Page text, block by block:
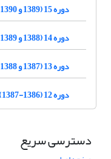
دوره 15 (1389 و 1390)
دوره 14 (1388 و 1389)
دوره 13 (1387 و 1388)
دوره 12 (1386-1387)
دسترسی سریع